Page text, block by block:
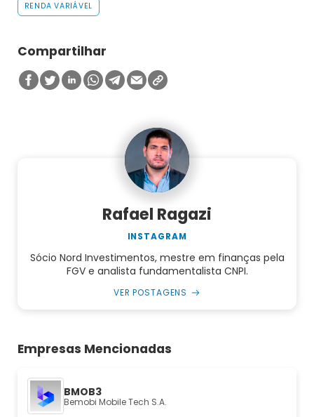
RENDA VARIÁVEL
Compartilhar
Rafael Ragazi
INSTAGRAM
Sócio Nord Investimentos, mestre em finanças pela
FGV e analista fundamentalista CNPI.
VER POSTAGENS
Empresas Mencionadas
BMOB3
Bemobi Mobile Tech S.A.